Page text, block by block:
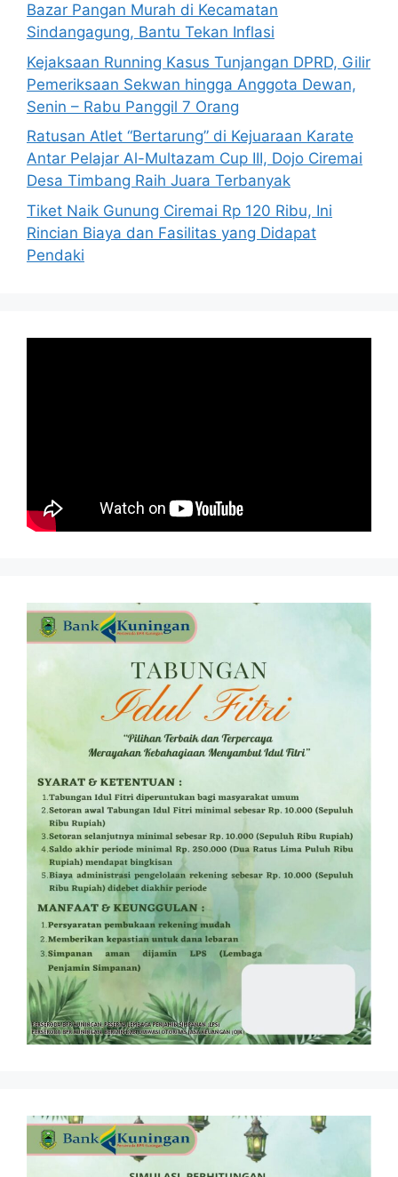
Bazar Pangan Murah di Kecamatan
Sindangagung, Bantu Tekan Inflasi
Kejaksaan Running Kasus Tunjangan DPRD, Gilir
Pemeriksaan Sekwan hingga Anggota Dewan,
Senin – Rabu Panggil 7 Orang
Ratusan Atlet “Bertarung” di Kejuaraan Karate
Antar Pelajar Al-Multazam Cup III, Dojo Ciremai
Desa Timbang Raih Juara Terbanyak
Tiket Naik Gunung Ciremai Rp 120 Ribu, Ini
Rincian Biaya dan Fasilitas yang Didapat
Pendaki